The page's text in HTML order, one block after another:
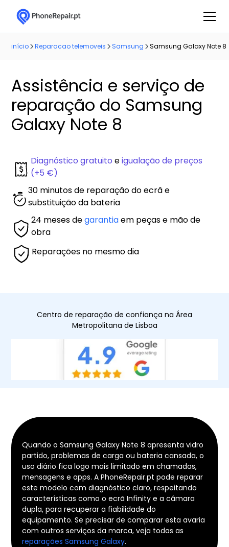
início Reparacao telemoveis Samsung Samsung Galaxy Note 8
Assistência e serviço de
reparação do Samsung
Galaxy Note 8
Diagnóstico gratuito eigualação de preços
(+5 €)
30 minutos de reparação do ecrã e
substituição da bateria
24 meses degarantiaem peças e mão de
obra
Reparações no mesmo dia
Centro de reparação de confiança na Área
Metropolitana de Lisboa
Quando o Samsung Galaxy Note 8 apresenta vidro
partido, problemas de carga ou bateria cansada, o
uso diário fica logo mais limitado em chamadas,
mensagens e apps. A PhoneRepair.pt pode reparar
este modelo com diagnóstico claro, respeitando
características como o ecrã Infinity e a câmara
dupla, para recuperar a fiabilidade do
equipamento. Se precisar de comparar esta avaria
com outros serviços da marca, veja todas as
reparações Samsung Galaxy.